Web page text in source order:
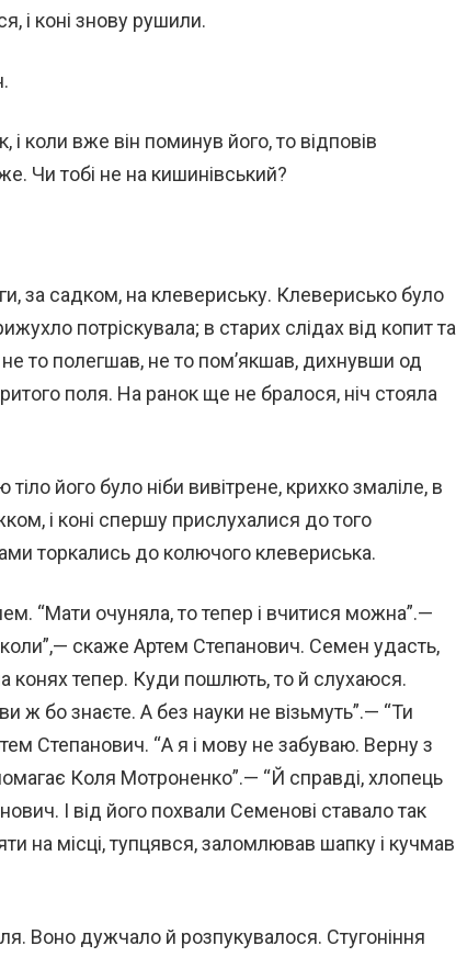
і коні знову рушили.
коли вже він поминув його, то відповів
Чи тобі не на кишинівський?
за садком, на клевериську. Клеверисько було
потріскувала; в старих слідах від копит та
то полегшав, не то пом’якшав, дихнувши од
поля. На ранок ще не бралося, ніч стояла
його було ніби вивітрене, крихко змаліле, в
і коні спершу прислухалися до того
торкались до колючого клевериська.
“Мати очуняла, то тепер і вчитися можна”.—
скаже Артем Степанович. Семен удасть,
конях тепер. Куди пошлють, то й слухаюся.
ж бо знаєте. А без науки не візьмуть”.— “Ти
Степанович. “А я і мову не забуваю. Верну з
Коля Мотроненко”.— “Й справді, хлопець
І від його похвали Семенові ставало так
на місці, тупцявся, заломлював шапку і кучмав
Воно дужчало й розпукувалося. Стугоніння